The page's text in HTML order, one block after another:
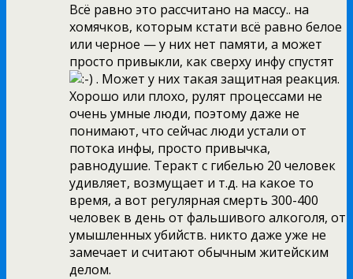
Всё равно это рассчитано на массу.. на
хомячков, которым кстати всё равно белое
или черное — у них нет памяти, а может
просто привыкли, как сверху инфу спустят
. Может у них такая защитная реакция.
Хорошо или плохо, рулят процессами не
очень умные люди, поэтому даже не
понимают, что сейчас люди устали от
потока инфы, просто привычка,
равнодушие. Теракт с гибелью 20 человек
удивляет, возмущает и т.д. на какое то
время, а вот регулярная смерть 300-400
человек в день от фальшивого алкоголя, от
умышленных убийств. никто даже уже не
замечает и считают обычным житейским
делом.